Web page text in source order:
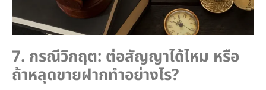
7. กรณีวิกฤต: ต่อสัญญาได้ไหม หรือ
ถ้าหลุดขายฝากทำอย่างไร?